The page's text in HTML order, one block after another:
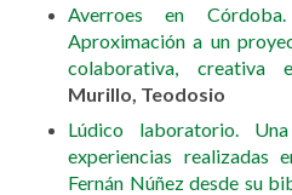
Averroes en
Aproximación a un
colaborativa, creativa
Murillo, Teodosio
Lúdico laboratorio.
experiencias realizadas
Fernán Núñez desde su